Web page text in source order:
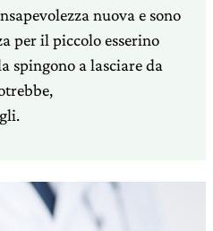
nuova e sono
per il piccolo esserino
spingono a lasciare da